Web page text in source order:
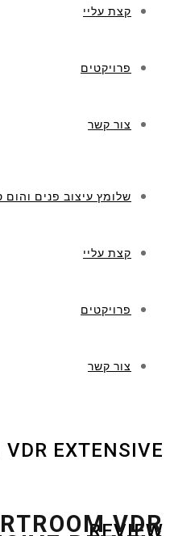
קצת עליי
פרויקטים
צור קשר
שלומץ עיצוב פנים והום
קצת עליי
פרויקטים
צור קשר
EXTENSIVE
REVIEW
VDR